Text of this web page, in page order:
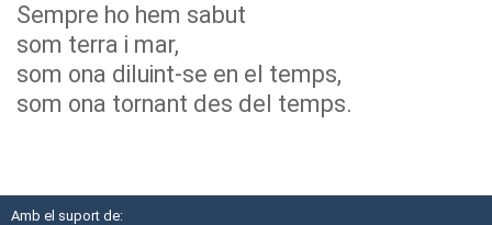
Sempre ho hem sabut
som terra i mar,
som ona diluint-se en el temps,
som ona tornant des del temps.
Amb el suport de: